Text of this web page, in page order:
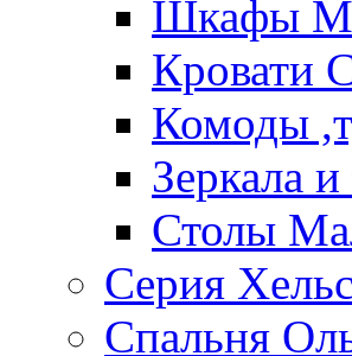
Шкафы
Кровати
Комоды
Зеркала
Столы
Серия
Спальня